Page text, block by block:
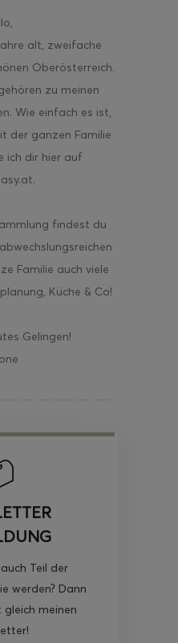
,
alt, zweifache
Oberösterreich.
zu meinen
Wie einfach es ist,
der ganzen Familie
ich dir hier auf
findest du
Familie auch viele
Küche & Co!
Gelingen!
Teil der
werden? Dann
meinen